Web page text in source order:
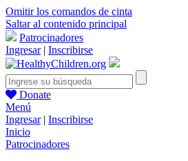
Omitir los comandos de cinta
Saltar al contenido principal
Patrocinadores
Ingresar| Inscribirse
Donate
Menú
Ingresar| Inscribirse
Inicio
Patrocinadores